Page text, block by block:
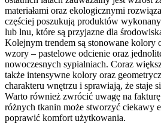
materiałami oraz ekologicznymi
częściej poszukują produktów
lub lnu, które są przyjazne dla
Kolejnym trendem są stonowane kolory
wzory – pastelowe odcienie oraz
nowoczesnych sypialniach. Coraz
także intensywne kolory oraz
charakteru wnętrzu i sprawiają, że staje
Warto również zwrócić uwagę na fakturę
różnych tkanin może stworzyć ciekawy
poprawić komfort użytkowania.